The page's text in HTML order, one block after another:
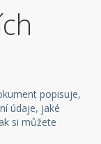
popisuje,
údaje, jaké
si můžete